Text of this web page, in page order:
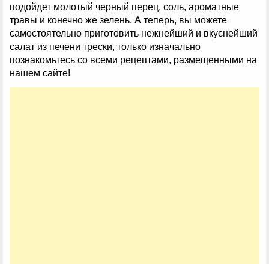
подойдет молотый черный перец, соль, ароматные
травы и конечно же зелень. А теперь, вы можете
самостоятельно приготовить нежнейший и вкуснейший
салат из печени трески, только изначально
познакомьтесь со всеми рецептами, размещенными на
нашем сайте!